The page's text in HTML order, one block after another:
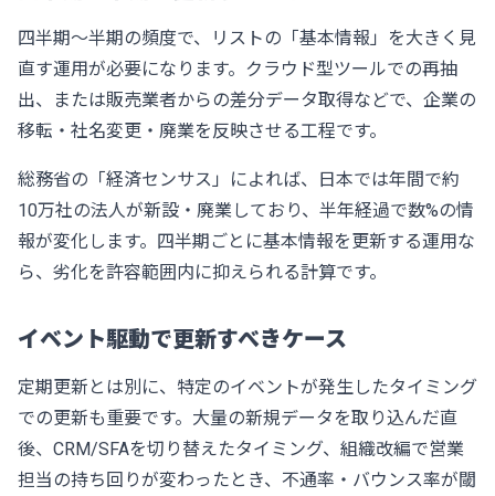
四半期〜半期の頻度で、リストの「基本情報」を大きく見
直す運用が必要になります。クラウド型ツールでの再抽
出、または販売業者からの差分データ取得などで、企業の
移転・社名変更・廃業を反映させる工程です。
総務省の「経済センサス」
によれば、日本では年間で約
10万社の法人が新設・廃業しており、半年経過で数%の情
報が変化します。四半期ごとに基本情報を更新する運用な
ら、劣化を許容範囲内に抑えられる計算です。
イベント駆動で更新すべきケース
定期更新とは別に、特定のイベントが発生したタイミング
での更新も重要です。大量の新規データを取り込んだ直
後、CRM/SFAを切り替えたタイミング、組織改編で営業
担当の持ち回りが変わったとき、不通率・バウンス率が閾